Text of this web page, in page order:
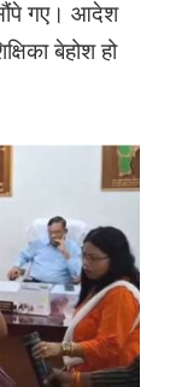
गए। आदेश
बेहोश हो